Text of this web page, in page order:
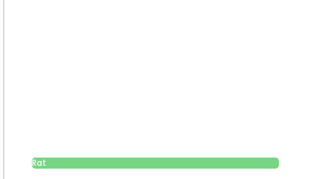
Rat